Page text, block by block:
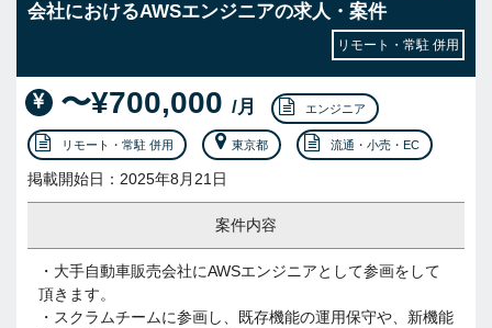
会社におけるAWSエンジニアの求人・案件
リモート・常駐 併用
〜¥700,000 /月 エンジニア
リモート・常駐 併用 東京都 流通・小売・EC
掲載開始日：2025年8月21日
案件内容
・大手自動車販売会社にAWSエンジニアとして参画をして
頂きます。
・スクラムチームに参画し、既存機能の運用保守や、新機能